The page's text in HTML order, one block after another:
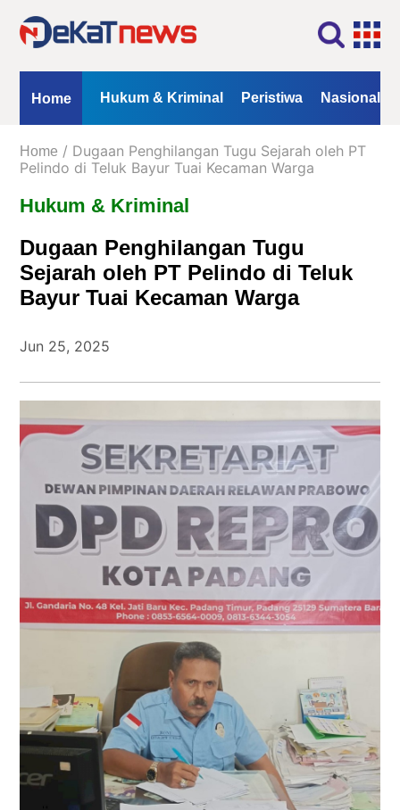
Home
Kanal
Berita
Hukum
Kriminal
Peristiwa
Nasional
Olahraga
Internasional
Opini
Opini Hukum & Kriminal Peristiwa Nasional
Home
Home / Dugaan Penghilangan Tugu Sejarah oleh PT
Pelindo di Teluk Bayur Tuai Kecaman Warga
Hukum & Kriminal
Dugaan Penghilangan Tugu
Sejarah oleh PT Pelindo di Teluk
Bayur Tuai Kecaman Warga
Jun 25, 2025